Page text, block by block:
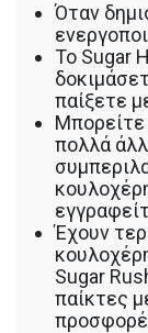
Όταν
Το Sugar
παίξετε
Μπορείτε
πολλά
Έχουν
Sugar
παίκτες